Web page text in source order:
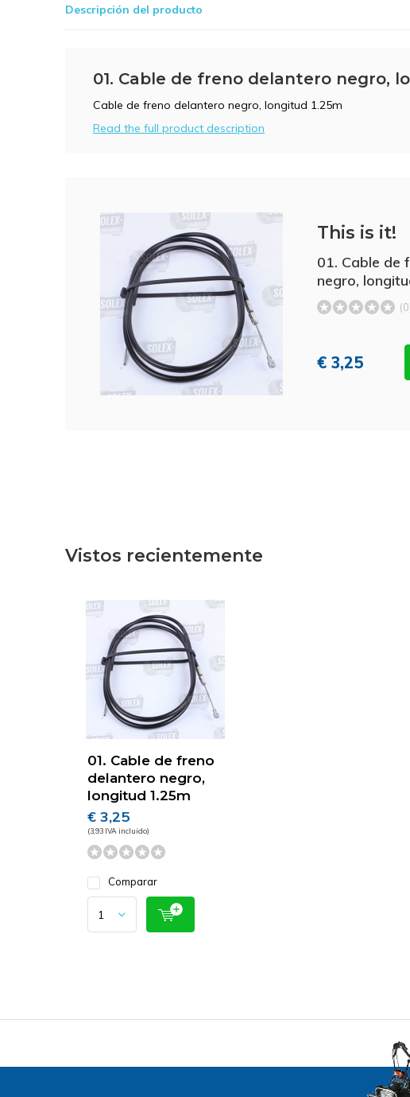
Descripción del producto
01. Cable de freno delantero negro,
Cable de freno delantero negro, longitud 1.25m
Read the full product description
This is it!
01. Cable de
negro,
€ 3,25
Vistos recientemente
01. Cable de freno
delantero negro,
longitud 1.25m
€ 3,25
(3,93 IVA incluido)
Comparar